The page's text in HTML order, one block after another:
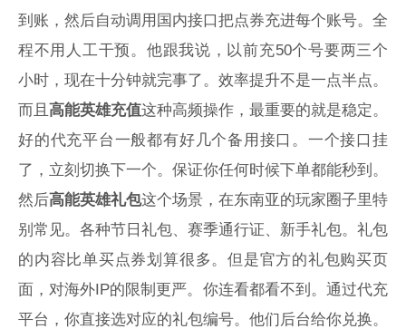
到账，然后自动调用国内接口把点券充进每个账号。全
程不用人工干预。他跟我说，以前充50个号要两三个
小时，现在十分钟就完事了。效率提升不是一点半点。
而且 高能英雄充值这种高频操作，最重要的就是稳定。
好的代充平台一般都有好几个备用接口。一个接口挂
了，立刻切换下一个。保证你任何时候下单都能秒到。
然后高能英雄礼包这个场景，在东南亚的玩家圈子里特
别常见。各种节日礼包、赛季通行证、新手礼包。礼包
的内容比单买点券划算很多。但是官方的礼包购买页
面，对海外IP的限制更严。你连看都看不到。通过代充
平台，你直接选对应的礼包编号。他们后台给你兑换。